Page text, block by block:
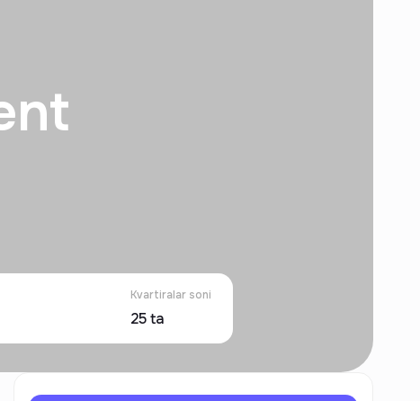
Kvartiralar soni
25 ta